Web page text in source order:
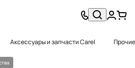
Аксессуары и запчасти Carel